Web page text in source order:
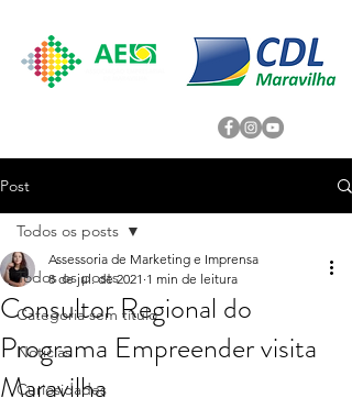
Post
Todos os posts
Categoria sem título
Noticias
Curiosidades
Todos os posts
Consultor Regional do
Programa Empreender visita
Maravilha
Assessoria de Marketing e Imprensa
8 de jul. de 2021 1 min de leitura